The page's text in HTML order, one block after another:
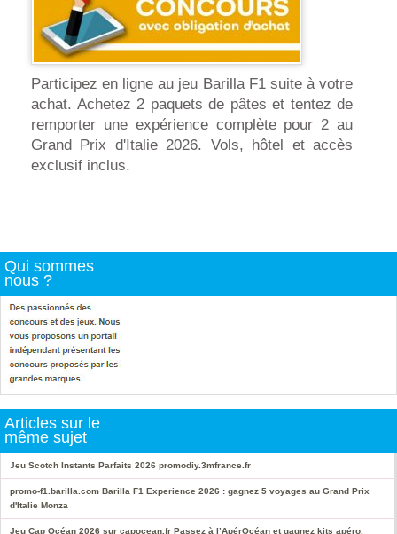
Participez en ligne au jeu Barilla F1 suite à votre
achat. Achetez 2 paquets de pâtes et tentez de
remporter une expérience complète pour 2 au
Grand Prix d'Italie 2026. Vols, hôtel et accès
exclusif inclus.
Qui sommes
nous ?
Articles sur le
même sujet
Jeu Scotch Instants Parfaits 2026 promodiy.3mfrance.fr
promo-f1.barilla.com Barilla F1 Experience 2026 : gagnez 5 voyages au Grand Prix
d'Italie Monza
Jeu Cap Océan 2026 sur capocean.fr Passez à l’ApérOcéan et gagnez kits apéro,